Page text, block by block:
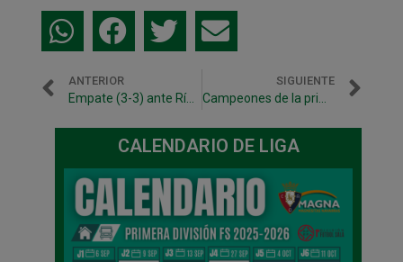
ANTERIOR
Empate (3-3) ante Ríos Renovables Zaragoza
SIGUIENTE
CALENDARIO DE LIGA